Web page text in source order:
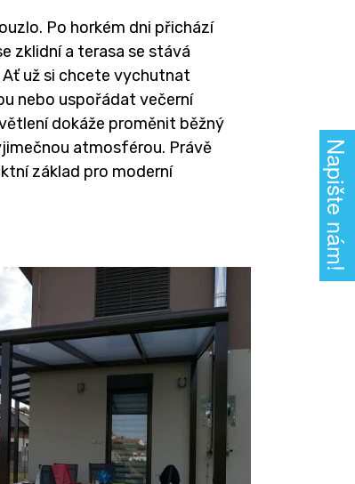
Po horkém dni přichází
zklidní a terasa se stává
už si chcete vychutnat
nebo uspořádat večerní
dokáže proměnit běžný
atmosférou. Právě
základ pro moderní
Napište nám!